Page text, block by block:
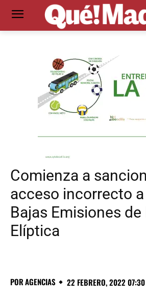
Comienza a
acceso incorrecto
Bajas Emisiones de
Elíptica
PORAGENCIAS 22 FEBRERO, 2022 07:30